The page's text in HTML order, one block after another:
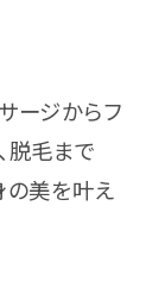
ージからフ
脱毛まで
美を叶え